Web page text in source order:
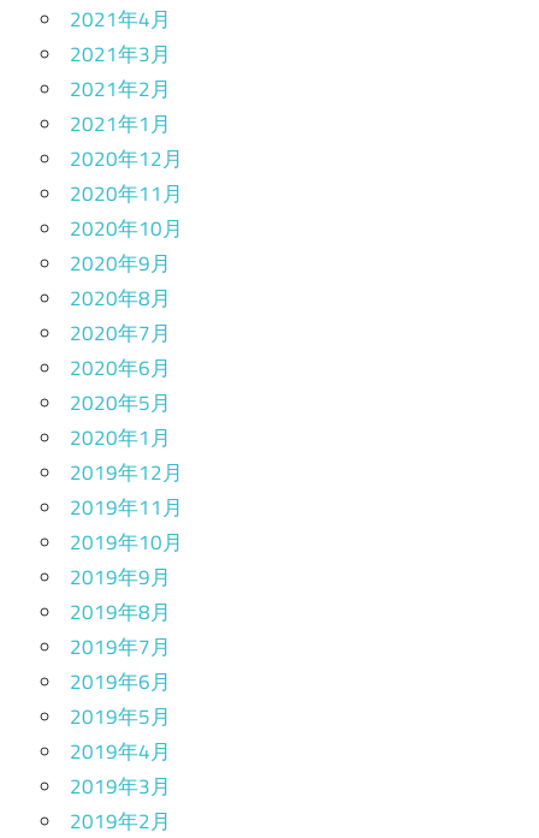
2021年4月
2021年3月
2021年2月
2021年1月
2020年12月
2020年11月
2020年10月
2020年9月
2020年8月
2020年7月
2020年6月
2020年5月
2020年1月
2019年12月
2019年11月
2019年10月
2019年9月
2019年8月
2019年7月
2019年6月
2019年5月
2019年4月
2019年3月
2019年2月